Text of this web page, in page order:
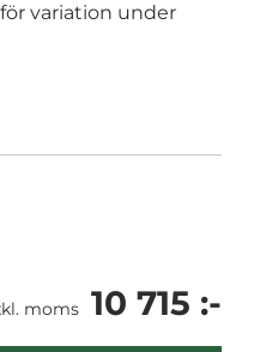
variation under
moms 10 715 :-